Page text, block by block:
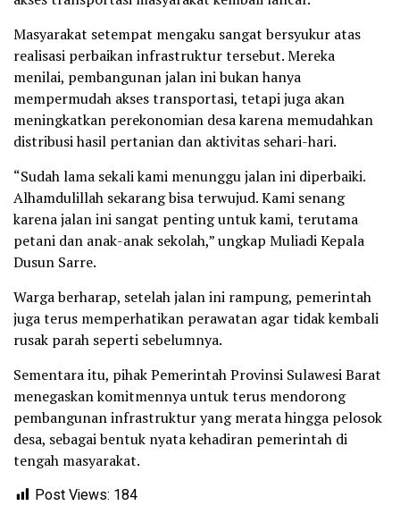
Masyarakat setempat mengaku sangat bersyukur atas
realisasi perbaikan infrastruktur tersebut. Mereka
menilai, pembangunan jalan ini bukan hanya
mempermudah akses transportasi, tetapi juga akan
meningkatkan perekonomian desa karena memudahkan
distribusi hasil pertanian dan aktivitas sehari-hari.
“Sudah lama sekali kami menunggu jalan ini diperbaiki.
Alhamdulillah sekarang bisa terwujud. Kami senang
karena jalan ini sangat penting untuk kami, terutama
petani dan anak-anak sekolah,” ungkap Muliadi Kepala
Dusun Sarre.
Warga berharap, setelah jalan ini rampung, pemerintah
juga terus memperhatikan perawatan agar tidak kembali
rusak parah seperti sebelumnya.
Sementara itu, pihak Pemerintah Provinsi Sulawesi Barat
menegaskan komitmennya untuk terus mendorong
pembangunan infrastruktur yang merata hingga pelosok
desa, sebagai bentuk nyata kehadiran pemerintah di
tengah masyarakat.
Post Views: 184